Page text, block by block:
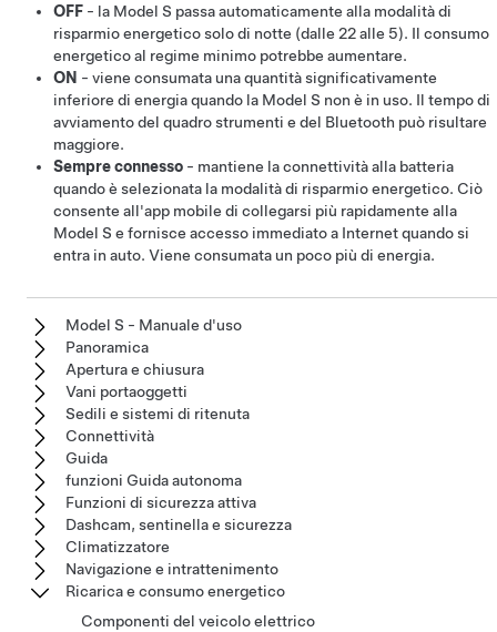
OFF - la Model S passa automaticamente alla modalità di
risparmio energetico solo di notte (dalle 22 alle 5). Il consumo
energetico al regime minimo potrebbe aumentare.
ON - viene consumata una quantità significativamente
inferiore di energia quando la Model S non è in uso. Il tempo di
avviamento del quadro strumenti e del Bluetooth può risultare
maggiore.
Sempre connesso - mantiene la connettività alla batteria
quando è selezionata la modalità di risparmio energetico. Ciò
consente all'app mobile di collegarsi più rapidamente alla
Model S e fornisce accesso immediato a Internet quando si
entra in auto. Viene consumata un poco più di energia.
Model S - Manuale d'uso
Panoramica
Apertura e chiusura
Vani portaoggetti
Sedili e sistemi di ritenuta
Connettività
Guida
funzioni Guida autonoma
Funzioni di sicurezza attiva
Dashcam, sentinella e sicurezza
Climatizzatore
Navigazione e intrattenimento
Ricarica e consumo energetico
Componenti del veicolo elettrico